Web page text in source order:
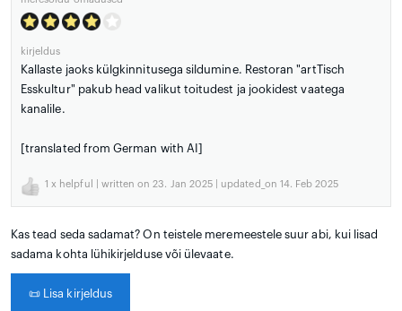
kirjeldus
Kallaste jaoks külgkinnitusega sildumine. Restoran "artTisch
Esskultur" pakub head valikut toitudest ja jookidest vaatega
kanalile.
[translated from German with AI]
1 x helpful | written on 23. Jan 2025 | updated_on 14. Feb 2025
Kas tead seda sadamat? On teistele meremeestele suur abi, kui lisad
sadama kohta lühikirjelduse või ülevaate.
📜 Lisa kirjeldus